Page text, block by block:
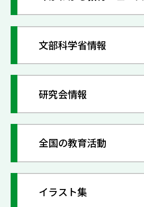
文部科学省情報
研究会情報
全国の教育活動
イラスト集